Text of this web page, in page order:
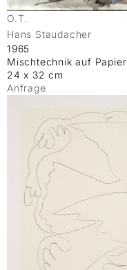
O.T.
Hans Staudacher
1965
Mischtechnik auf Papier
24 x 32 cm
Anfrage